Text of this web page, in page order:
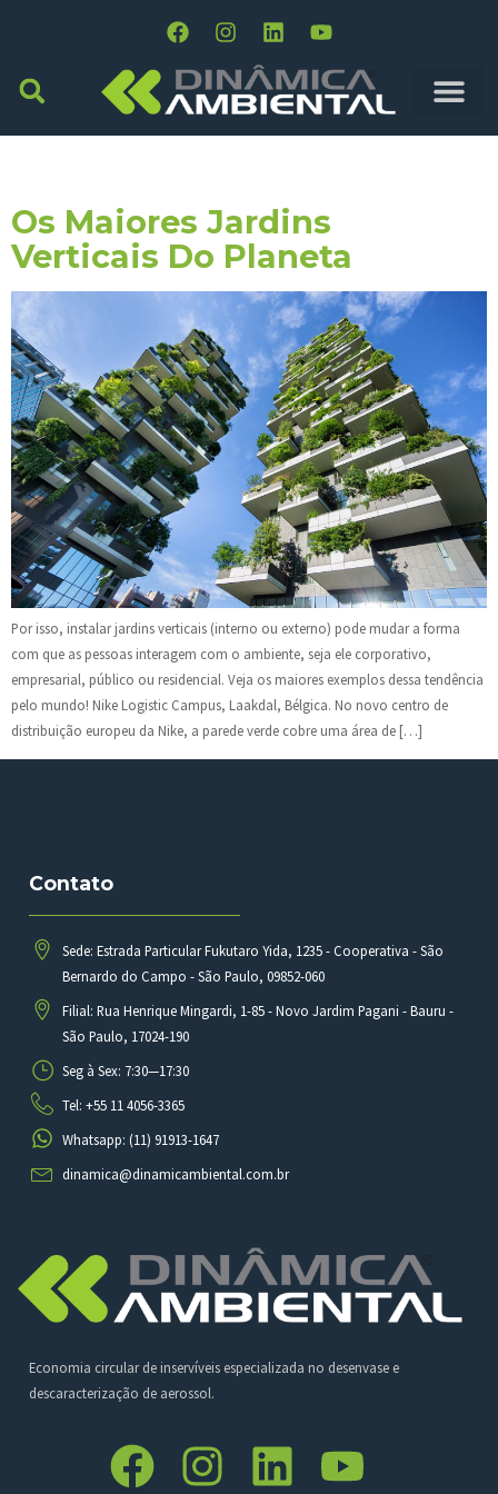
Os Maiores Jardins
Verticais Do Planeta
Por isso, instalar jardins verticais (interno ou externo) pode mudar a forma
com que as pessoas interagem com o ambiente, seja ele corporativo,
empresarial, público ou residencial. Veja os maiores exemplos dessa tendência
pelo mundo! Nike Logistic Campus, Laakdal, Bélgica. No novo centro de
distribuição europeu da Nike, a parede verde cobre uma área de […]
Economia circular de inservíveis especializada no desenvase e
descaracterização de aerossol.
Contato
Sede: Estrada Particular Fukutaro Yida, 1235 - Cooperativa - São
Bernardo do Campo - São Paulo, 09852-060
Filial: Rua Henrique Mingardi, 1-85 - Novo Jardim Pagani - Bauru -
São Paulo, 17024-190
Seg à Sex: 7:30—17:30
Tel: +55 11 4056-3365
Whatsapp: (11) 91913-1647
dinamica@dinamicambiental.com.br